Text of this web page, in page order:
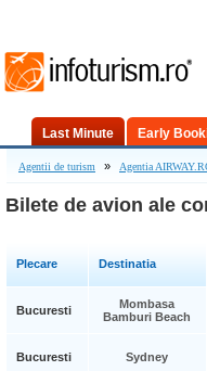
Last Minute Early
Agentii de turism » Agentia
Bilete de avion ale
Plecare Destinatia
Bucuresti
Mombasa
Bamburi Beach
Bucuresti Sydney